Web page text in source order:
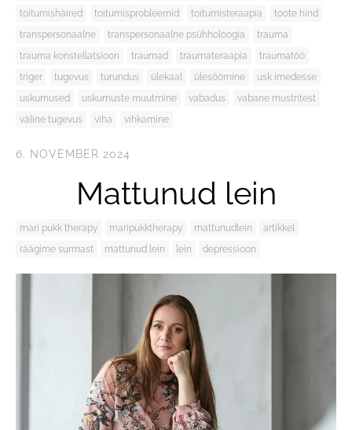
toitumishäired
toitumisprobleemid toitumisteraapia
toote hind
transpersonaalne
transpersonaalne psühholoogia
trauma
trauma konstellatsioon
traumad traumateraapia
traumatöö
triger
tugevus turundus ülekaal ülesöömine
usk imedesse
uskumused
uskumuste muutmine vabadus
vabane mustritest
väline tugevus
viha vihkamine
6. NOVEMBER 2024
Mattunud lein
mari pukk therapy maripukktherapy mattunudlein
artikkel
räägime surmast
mattunud lein lein depressioon